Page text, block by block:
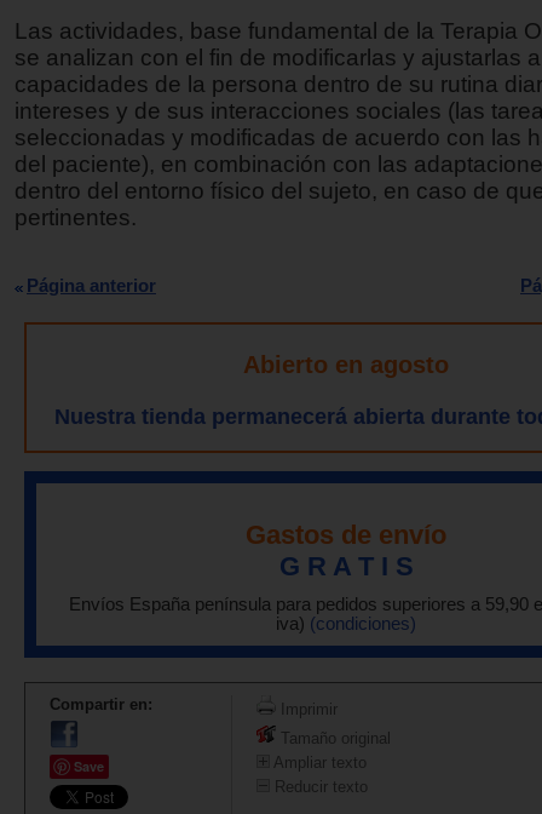
Las actividades, base fundamental de la Terapia
se analizan con el fin de modificarlas y ajustarlas
capacidades de la persona dentro de su rutina
intereses y de sus interacciones sociales (las
seleccionadas y modificadas de acuerdo con las
del paciente), en combinación con las
dentro del entorno físico del sujeto, en caso de
pertinentes.
Página anterior
Abierto en agosto
Nuestra tienda permanecerá abierta durante
Gastos de envío
G R A T I S
Envíos España península para pedidos superiores a 59,90
iva) (condiciones)
Compartir en:
Save
Imprimir
Tamaño original
Ampliar texto
Reducir texto